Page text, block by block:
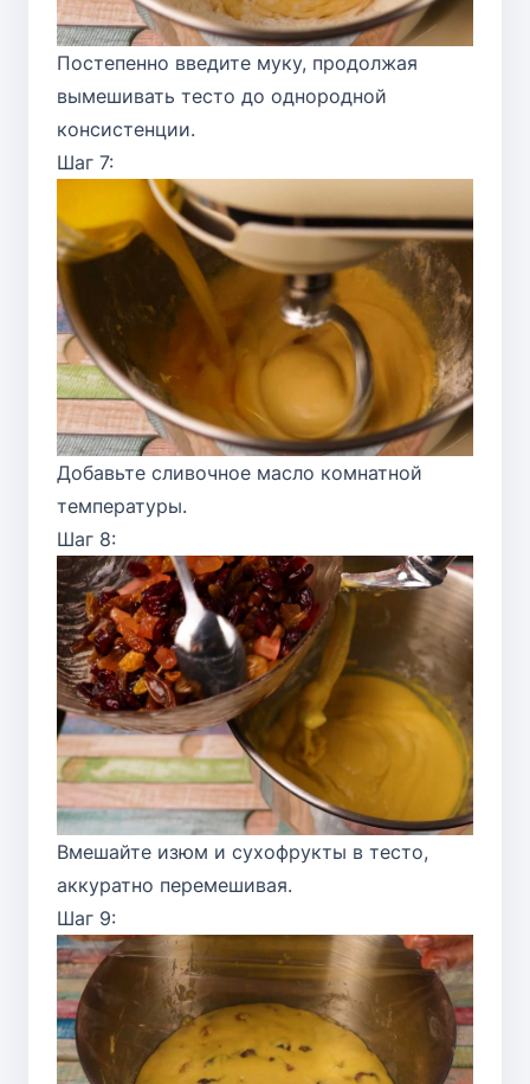
Постепенно введите муку, продолжая
вымешивать тесто до однородной
консистенции.
Шаг 7:
Добавьте сливочное масло комнатной
температуры.
Шаг 8:
Вмешайте изюм и сухофрукты в тесто,
аккуратно перемешивая.
Шаг 9: